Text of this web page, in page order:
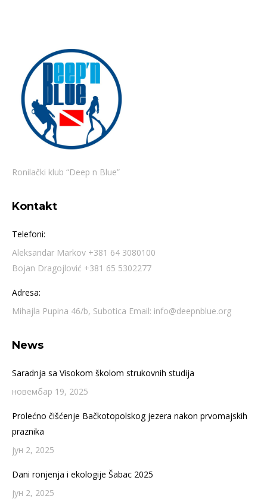
Ronilački klub “Deep n Blue”
Kontakt
Telefoni:
Aleksandar Markov +381 64 3080100
Bojan Dragojlović +381 65 5302277
Adresa:
Mihajla Pupina 46/b, Subotica Email: info@deepnblue.org
News
Saradnja sa Visokom školom strukovnih studija
новембар 19, 2025
Prolećno čišćenje Bačkotopolskog jezera nakon prvomajskih
praznika
јун 2, 2025
Dani ronjenja i ekologije Šabac 2025
јун 2, 2025